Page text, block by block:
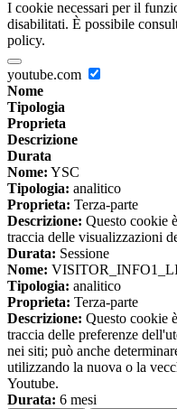
I cookie necessari per il
disabilitati. È possibile
policy.
youtube.com
Nome
Tipologia
Proprieta
Descrizione
Durata
Nome: YSC
Tipologia: analitico
Proprieta: Terza-parte
Descrizione: Questo cookie
traccia delle visualizzazioni
Durata: Sessione
Nome:
Tipologia: analitico
Proprieta: Terza-parte
Descrizione: Questo cookie
traccia delle preferenze
nei siti; può anche
utilizzando la nuova o la
Youtube.
Durata: 6 mesi